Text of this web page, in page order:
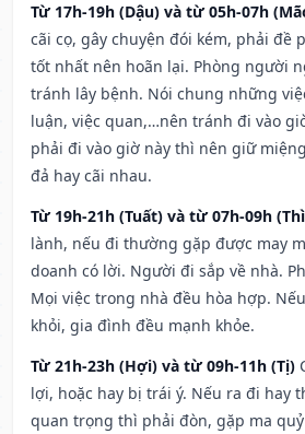
Từ 17h-19h (Dậu) và từ 05h-07h
cãi cọ, gây chuyện đói kém, phải đề
tốt nhất nên hoãn lại. Phòng người
tránh lây bệnh. Nói chung những
luận, việc quan,…nên tránh đi vào
phải đi vào giờ này thì nên giữ
đả hay cãi nhau.
Từ 19h-21h (Tuất) và từ 07h-09h
lành, nếu đi thường gặp được may
doanh có lời. Người đi sắp về nhà.
Mọi việc trong nhà đều hòa hợp.
khỏi, gia đình đều mạnh khỏe.
Từ 21h-23h (Hợi) và từ 09h-11h (Tị)
lợi, hoặc hay bị trái ý. Nếu ra đi hay
quan trọng thì phải đòn, gặp ma